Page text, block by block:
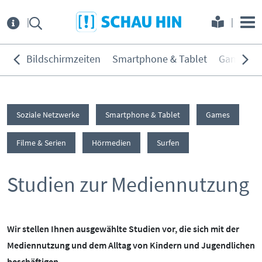
Bildschirmzeiten Smartphone & Tablet Games
Soziale Netzwerke Smartphone & Tablet Games
Filme & Serien Hörmedien Surfen
Studien zur Mediennutzung
Wir stellen Ihnen ausgewählte Studien vor, die sich mit der
Mediennutzung und dem Alltag von Kindern und Jugendlichen
Über
Service
KONTAKT
INITIATIVE
PARTNER
BEIRAT
ELTERNANGEBOTE
MEDIENKURSE
ONLINE-GAME
MEDIATHEK
THEMEN:
Bildschirmzeiten
Smartphone & Tablet
Games
Filme & Serien
Hörmedien